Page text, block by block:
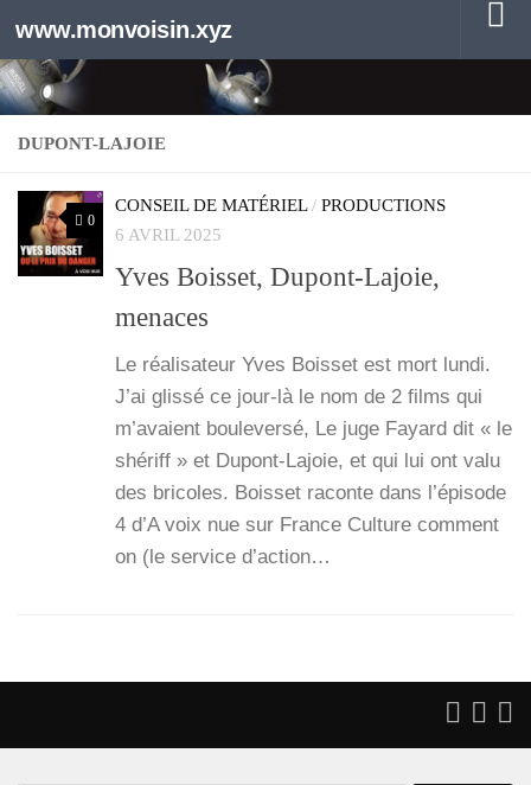
Au dessous du contenu
www.monvoisin.xyz
DUPONT-LAJOIE
0
CONSEIL DE MATÉRIEL/ PRODUCTIONS
6 AVRIL 2025
Yves Boisset, Dupont-Lajoie,
menaces
Le réa­li­sa­teur Yves Bois­set est mort lun­di.
J’ai glis­sé ce jour-là le nom de 2 films qui
m’a­vaient bou­le­ver­sé, Le juge Fayard dit « le
shé­riff » et Dupont-Lajoie, et qui lui ont valu
des bri­coles. Bois­set raconte dans l’é­pi­sode
4 d’A voix nue sur France Culture com­ment
on (le ser­vice d’ac­tion…